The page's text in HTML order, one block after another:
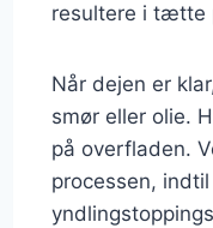
resultere i tætte
Når dejen er
smør eller olie.
på overfladen.
processen,